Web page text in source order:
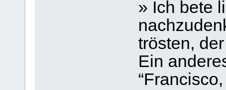
» Ich bete
trösten,
Ein